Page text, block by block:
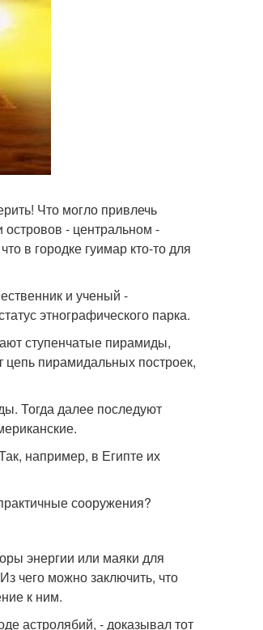
Что могло привлечь
- центральном -
в городке гуимар кто-то для
и ученый -
этнографического парка.
ступенчатые пирамиды,
пирамидальных построек,
Тогда далее последуют
например, в Египте их
сооружения?
энергии или маяки для
чего можно заключить, что
к ним.
астролябий, - доказывал тот